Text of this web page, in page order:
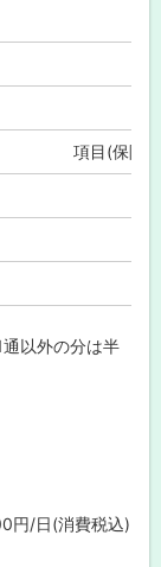
項目(保険
以外の分は半
/日(消費税込)